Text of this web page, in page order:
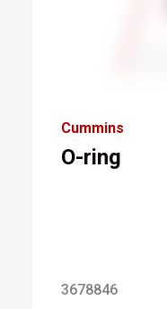
Cummins
O-ring
3678846